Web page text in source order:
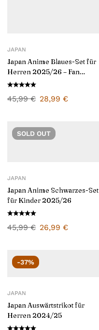
JAPAN
Japan Anime Blaues-Set für
Herren 2025/26 – Fan
Version
45,99€ 28,99 €
SOLD OUT
JAPAN
Japan Anime Schwarzes-Set
für Kinder 2025/26
45,99€ 26,99 €
-37%
JAPAN
Japan Auswärtstrikot für
Herren 2024/25